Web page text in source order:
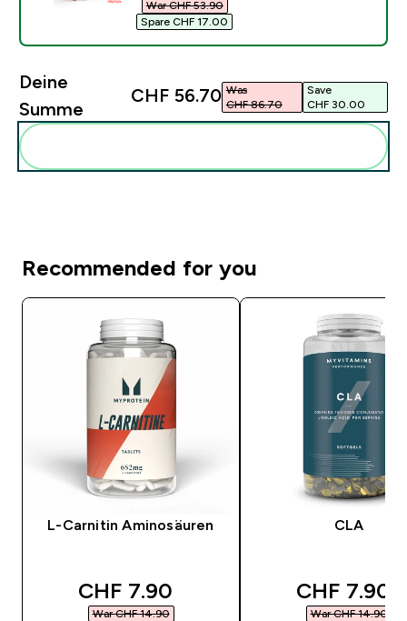
War CHF 53.90‎
Spare CHF 17.00‎
Deine
Summe
CHF 56.70‎ Was
CHF 86.70‎
Save
CHF 30.00‎
Recommended for you
L-Carnitin Aminosäuren
discounted price
CHF 7.90‎
War CHF 14.90‎
CLA
CHF 7.90‎
War CHF 14.90‎